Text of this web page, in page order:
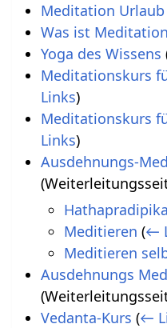
Meditation
Was ist Meditation
Yoga des Wissens
Meditationskurs
Links)
Meditationskurs
Links)
Ausdehnungs-
Hathapradipika
Meditieren (←
Meditieren
Ausdehnungs
Vedanta-Kurs (←